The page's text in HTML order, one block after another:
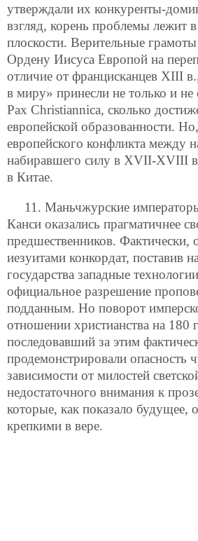
утверждали их конкуренты-
взгляд, корень проблемы лежит
плоскости. Верительные
Ордену Иисуса Европой на
отличие от францисканцев XIII
в миру» принесли не только и не
Pax Christiannica, сколько
европейской образованности.
европейского конфликта между
набиравшего силу в XVII-XVIII
в Китае.
11. Маньчжурские
Канси оказались прагматичнее
предшественников. Фактически,
иезуитами конкордат, поставив
государства западные
официальное разрешение
подданным. Но поворот
отношении христианства на 180
последовавший за этим
продемонстрировали опасность
зависимости от милостей
недостаточного внимания к
которые, как показало будущее,
крепкими в вере.